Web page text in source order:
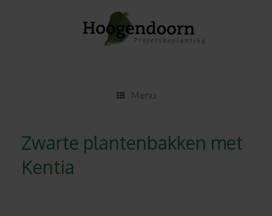
Menu
Zwarte plantenbakken met
Kentia